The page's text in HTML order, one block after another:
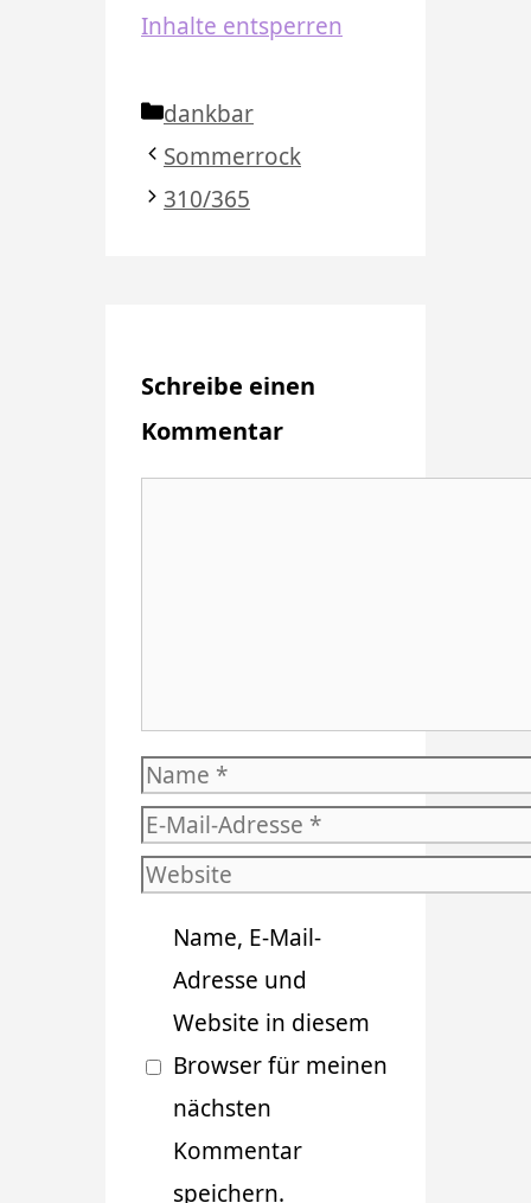
Inhalte entsperren
Kategorien
dankbar
Sommerrock
310/365
Schreibe einen
Kommentar
Name
E-
Mail-
Website
Name, E-Mail-
Adresse und
Website in diesem
Browser für meinen
nächsten
Kommentar
speichern.